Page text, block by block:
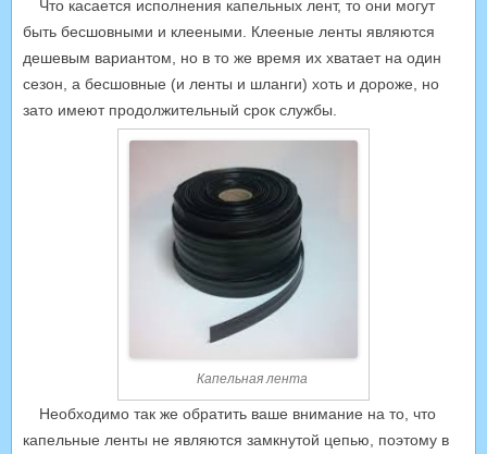
Что касается исполнения капельных лент, то они могут
быть бесшовными и клееными. Клееные ленты являются
дешевым вариантом, но в то же время их хватает на один
сезон, а бесшовные (и ленты и шланги) хоть и дороже, но
зато имеют продолжительный срок службы.
Капельная лента
Необходимо так же обратить ваше внимание на то, что
капельные ленты не являются замкнутой цепью, поэтому в